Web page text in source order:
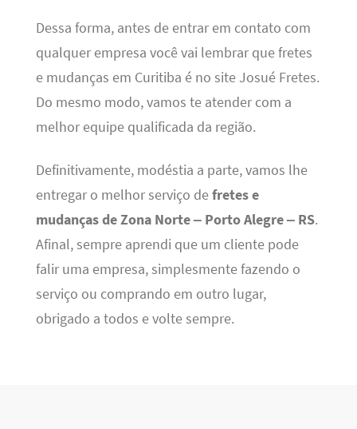
Dessa forma, antes de entrar em contato com
qualquer empresa você vai lembrar que fretes
e mudanças em Curitiba é no site Josué Fretes.
Do mesmo modo, vamos te atender com a
melhor equipe qualificada da região.
Definitivamente, modéstia a parte, vamos lhe
entregar o melhor serviço defretes e
mudanças de Zona Norte – Porto Alegre – RS.
Afinal, sempre aprendi que um cliente pode
falir uma empresa, simplesmente fazendo o
serviço ou comprando em outro lugar,
obrigado a todos e volte sempre.